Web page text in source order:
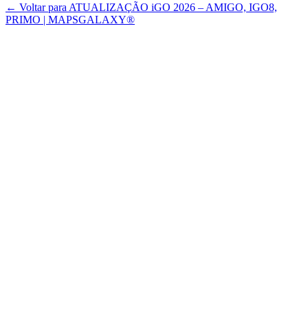
← Voltar para ATUALIZAÇÃO iGO 2026 – AMIGO, IGO8,
PRIMO | MAPSGALAXY®